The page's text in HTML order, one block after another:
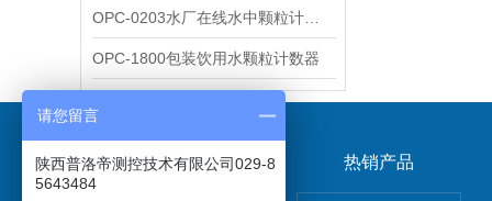
OPC-1800包装饮用水颗粒计数器
关于我们 热销产品
请您留言
陕西普洛帝测控技术有限公司029-8
5643484